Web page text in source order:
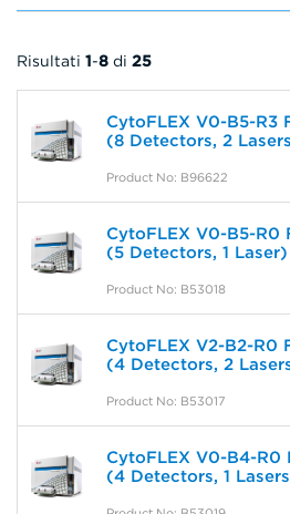
Risultati 1-8 di 25
CytoFLEX V0-B5-R3
(8 Detectors, 2
Product No: B96622
CytoFLEX V0-B5-R0
(5 Detectors, 1 Laser)
Product No: B53018
CytoFLEX V2-B2-R0
(4 Detectors, 2
Product No: B53017
CytoFLEX V0-B4-R0
(4 Detectors, 1